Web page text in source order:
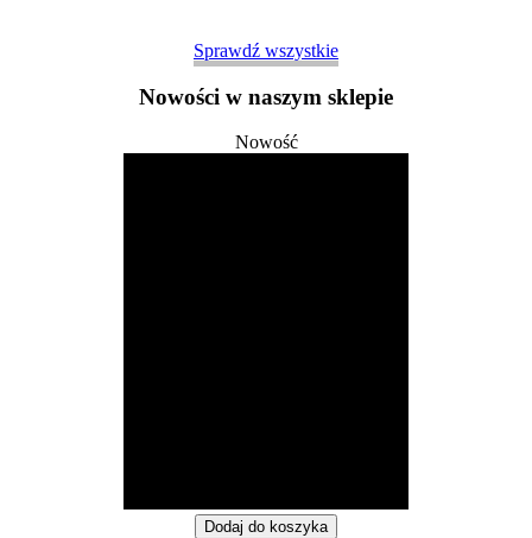
Sprawdź wszystkie
Nowości w naszym sklepie
Nowość
Dodaj do koszyka